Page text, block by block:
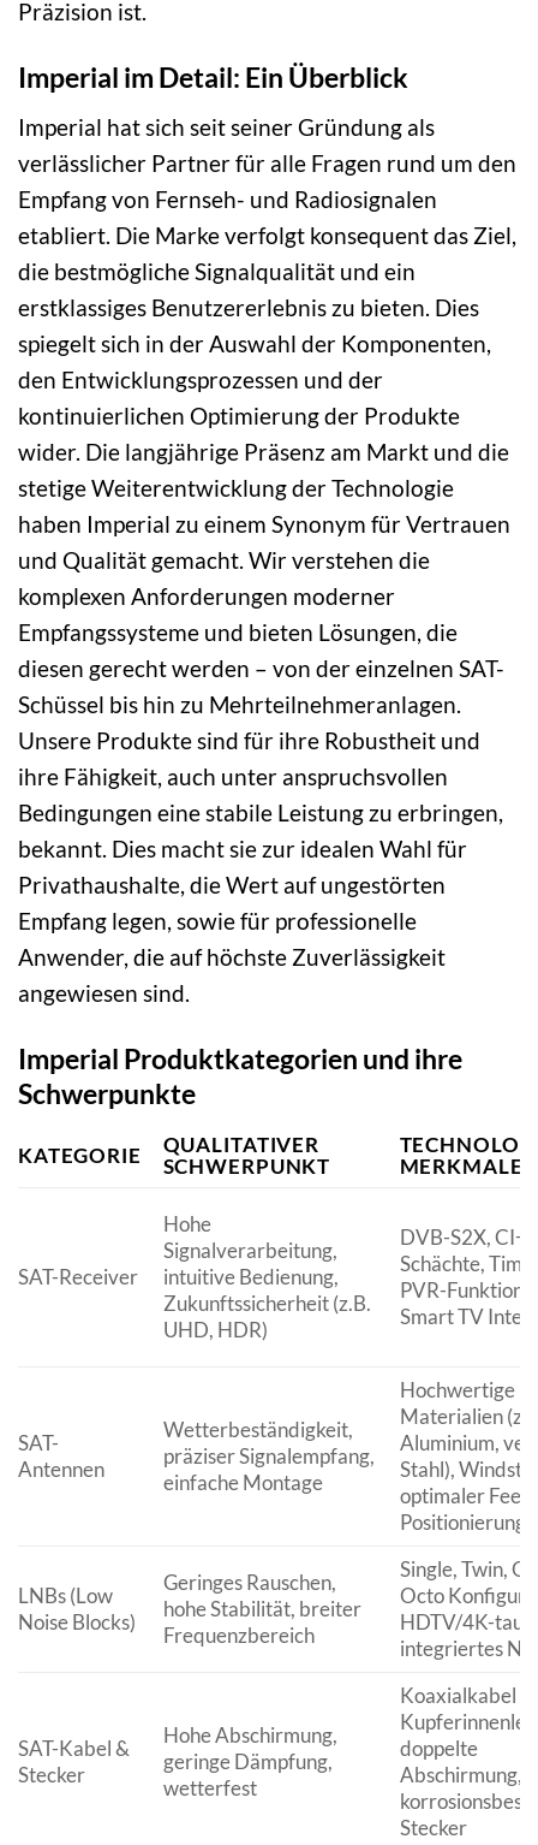
Präzision ist.
Imperial im Detail: Ein Überblick
Imperial hat sich seit seiner Gründung als
verlässlicher Partner für alle Fragen rund um den
Empfang von Fernseh- und Radiosignalen
etabliert. Die Marke verfolgt konsequent das Ziel,
die bestmögliche Signalqualität und ein
erstklassiges Benutzererlebnis zu bieten. Dies
spiegelt sich in der Auswahl der Komponenten,
den Entwicklungsprozessen und der
kontinuierlichen Optimierung der Produkte
wider. Die langjährige Präsenz am Markt und die
stetige Weiterentwicklung der Technologie
haben Imperial zu einem Synonym für Vertrauen
und Qualität gemacht. Wir verstehen die
komplexen Anforderungen moderner
Empfangssysteme und bieten Lösungen, die
diesen gerecht werden – von der einzelnen SAT-
Schüssel bis hin zu Mehrteilnehmeranlagen.
Unsere Produkte sind für ihre Robustheit und
ihre Fähigkeit, auch unter anspruchsvollen
Bedingungen eine stabile Leistung zu erbringen,
bekannt. Dies macht sie zur idealen Wahl für
Privathaushalte, die Wert auf ungestörten
Empfang legen, sowie für professionelle
Anwender, die auf höchste Zuverlässigkeit
angewiesen sind.
Imperial Produktkategorien und ihre
Schwerpunkte
KATEGORIE
QUALITATIVER
SCHWERPUNKT
MERKMALE
SAT-Receiver
Hohe
Signalverarbeitung,
intuitive Bedienung,
Zukunftssicherheit (z.B.
UHD, HDR)
DVB-S2X, CI+
Schächte,
PVR-
Smart TV
SAT-
Antennen
Wetterbeständigkeit,
präziser Signalempfang,
einfache Montage
Hochwertige
Materialien
Aluminium,
Stahl),
optimaler
Positionierung
LNBs (Low
Noise Blocks)
Geringes Rauschen,
hohe Stabilität, breiter
Frequenzbereich
Single, Twin,
Octo
HDTV/4K-
integriertes
SAT-Kabel &
Stecker
Hohe Abschirmung,
geringe Dämpfung,
wetterfest
Koaxialkabel
doppelte
Abschirmung,
Stecker